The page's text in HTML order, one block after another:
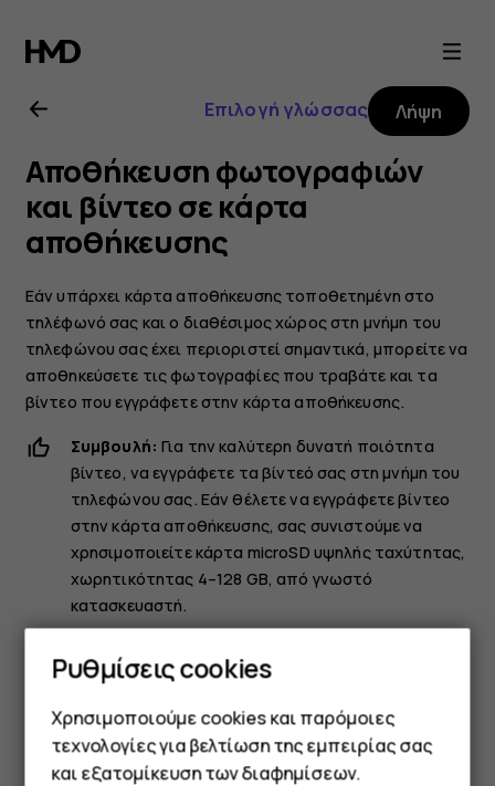
Οδηγίες
χρήσης
Nokia
2.1
Επιλογή γλώσσας Λήψη
Αποθήκευση φωτογραφιών
και βίντεο σε κάρτα
αποθήκευσης
Εάν υπάρχει κάρτα αποθήκευσης τοποθετημένη στο
τηλέφωνό σας και ο διαθέσιμος χώρος στη μνήμη του
τηλεφώνου σας έχει περιοριστεί σημαντικά, μπορείτε να
αποθηκεύσετε τις φωτογραφίες που τραβάτε και τα
βίντεο που εγγράφετε στην κάρτα αποθήκευσης.
Συμβουλή: Για την καλύτερη δυνατή ποιότητα
βίντεο, να εγγράφετε τα βίντεό σας στη μνήμη του
τηλεφώνου σας. Εάν θέλετε να εγγράφετε βίντεο
στην κάρτα αποθήκευσης, σας συνιστούμε να
χρησιμοποιείτε κάρτα microSD υψηλής ταχύτητας,
χωρητικότητας 4–128 GB, από γνωστό
κατασκευαστή.
Αλλάξτε τη θέση των αποθηκευμένων
φωτογραφιών και βίντεο
Πατήστε Φωτογραφική μηχανή
Πατήστεmenu>settingsΡυθμίσεις>Αποθήκευση
Ρυθμίσεις cookies
Χρησιμοποιούμε cookies και παρόμοιες
τεχνολογίες για βελτίωση της εμπειρίας σας
και εξατομίκευση των διαφημίσεων.